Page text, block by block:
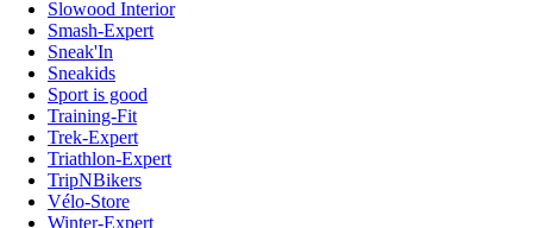
Slowood Interior
Smash-Expert
Sneak'In
Sneakids
Sport is good
Training-Fit
Trek-Expert
Triathlon-Expert
TripNBikers
Vélo-Store
Winter-Expert